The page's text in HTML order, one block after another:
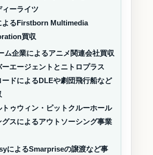
ィーライツ
よるFirstborn Multimedia
買収
ム企業によるアニメ関連会社買収
ーエージェントとニトロプラス
ードによるDLEや劇団飛行船など
トゥウィン・ピットクルーホール
グスによるアウトソーシング事業
によるSmarpriseの譲渡など事